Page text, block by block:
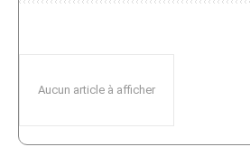
Aucun article à afficher